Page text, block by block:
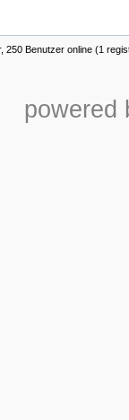
250 Benutzer online (1
powered